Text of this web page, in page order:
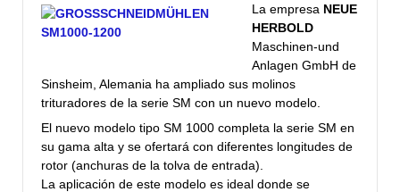
La empresa NEUE
HERBOLD
Maschinen-und
Anlagen GmbH de
Sinsheim, Alemania ha ampliado sus molinos
trituradores de la serie SM con un nuevo modelo.
El nuevo modelo tipo SM 1000 completa la serie SM en
su gama alta y se ofertará con diferentes longitudes de
rotor (anchuras de la tolva de entrada).
La aplicación de este modelo es ideal donde se